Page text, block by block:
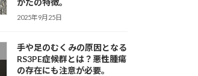
かたの特徴。
2025年9月25日
手や足のむくみの原因となる
RS3PE症候群とは？悪性腫瘍
の存在にも注意が必要。